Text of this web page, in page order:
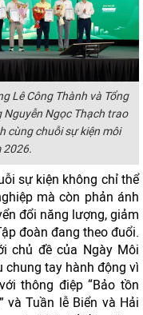
Lê Công Thành và Tổng
Ngọc Thạch trao
cùng chuỗi sự kiện môi
2026.
sự kiện không chỉ thể
mà còn phản ánh
đổi năng lượng, giảm
đoàn đang theo đuổi.
chủ đề của Ngày Môi
chung tay hành động vì
thông điệp “Bảo tồn
và Tuần lễ Biển và Hải